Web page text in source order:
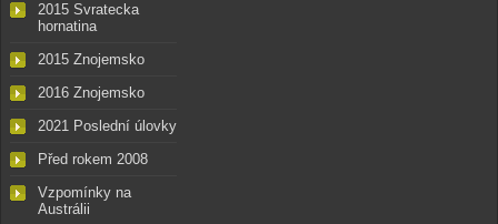
2015 Svratecka
hornatina
2015 Znojemsko
2016 Znojemsko
2021 Poslední úlovky
Před rokem 2008
Vzpomínky na
Austrálii